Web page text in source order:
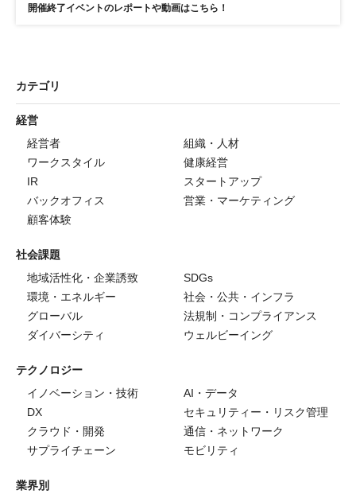
開催終了イベントのレポートや動画はこちら！
カテゴリ
経営
経営者
組織・人材
ワークスタイル
健康経営
IR
スタートアップ
バックオフィス
営業・マーケティング
顧客体験
社会課題
地域活性化・企業誘致
SDGs
環境・エネルギー
社会・公共・インフラ
グローバル
法規制・コンプライアンス
ダイバーシティ
ウェルビーイング
テクノロジー
イノベーション・技術
AI・データ
DX
セキュリティー・リスク管理
クラウド・開発
通信・ネットワーク
サプライチェーン
モビリティ
業界別